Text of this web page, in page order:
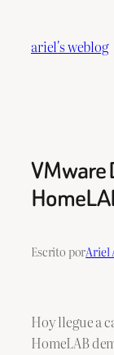
contenido
ariel's weblog
VMware
Escrito porAriel
Hoy llegue a
HomeLAB